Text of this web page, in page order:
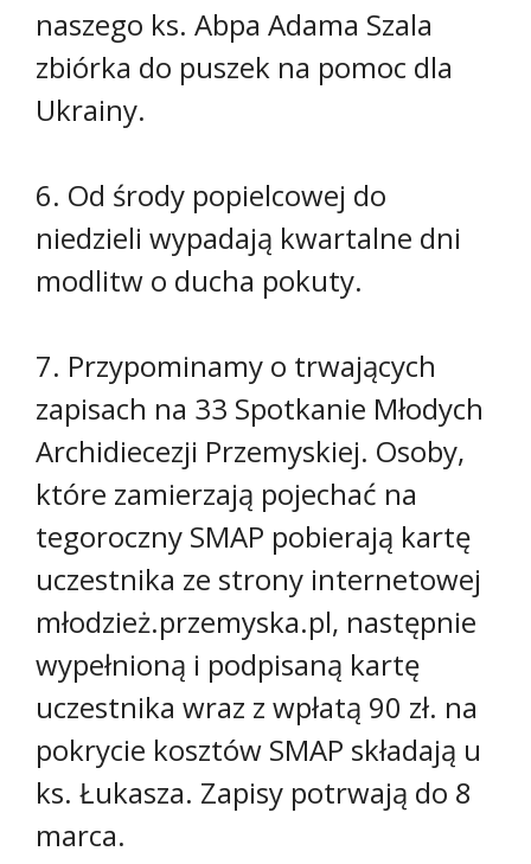
naszego ks. Abpa Adama Szala
zbiórka do puszek na pomoc dla
Ukrainy.
6. Od środy popielcowej do
niedzieli wypadają kwartalne dni
modlitw o ducha pokuty.
7. Przypominamy o trwających
zapisach na 33 Spotkanie Młodych
Archidiecezji Przemyskiej. Osoby,
które zamierzają pojechać na
tegoroczny SMAP pobierają kartę
uczestnika ze strony internetowej
młodzież.przemyska.pl, następnie
wypełnioną i podpisaną kartę
uczestnika wraz z wpłatą 90 zł. na
pokrycie kosztów SMAP składają u
ks. Łukasza. Zapisy potrwają do 8
marca.